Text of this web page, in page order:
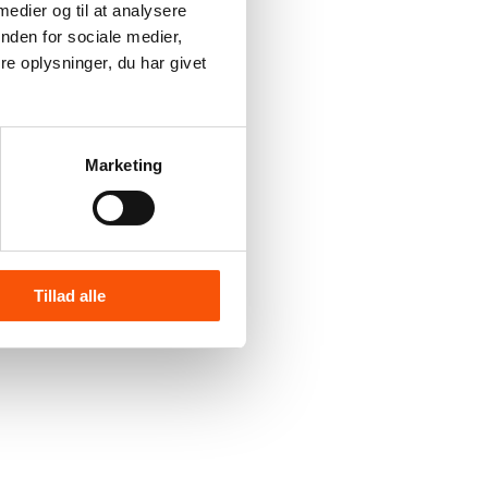
og til at analysere
for sociale medier,
oplysninger, du har givet
Marketing
Tillad alle